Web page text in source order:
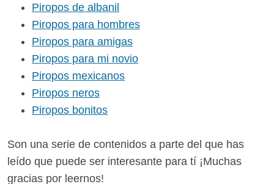
Piropos de albanil
Piropos para hombres
Piropos para amigas
Piropos para mi novio
Piropos mexicanos
Piropos neros
Piropos bonitos
Son una serie de contenidos a parte del que has
leído que puede ser interesante para tí ¡Muchas
gracias por leernos!